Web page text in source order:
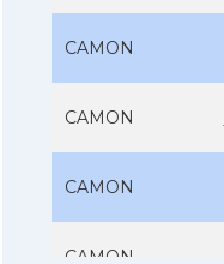
CAMON
CAMON
CAMON
CAMON